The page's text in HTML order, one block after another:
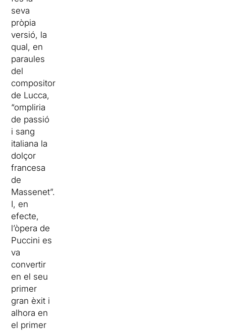
seva
pròpia
versió, la
qual, en
paraules
del
compositor
de Lucca,
“ompliria
de passió
i sang
italiana la
dolçor
francesa
de
Massenet”.
I, en
efecte,
l’òpera de
Puccini es
va
convertir
en el seu
primer
gran èxit i
alhora en
el primer